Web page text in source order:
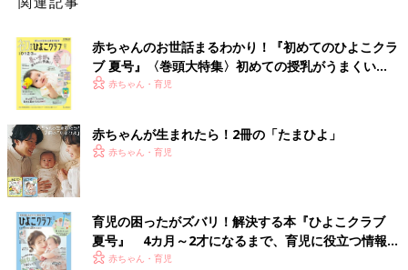
赤ちゃんのお世話まるわかり！『初めてのひよこクラ
ブ 夏号』〈巻頭大特集〉初めての授乳がうまくい
く！ おっぱい・ミルクの基本と夏のトラブル 解決テ
赤ちゃん・育児
赤ちゃんが生まれたら！2冊の「たまひよ」
赤ちゃん・育児
育児の困ったがズバリ！解決する本『ひよこクラブ
夏号』 4カ月～2才になるまで、育児に役立つ情報が
いっぱい！
赤ちゃん・育児